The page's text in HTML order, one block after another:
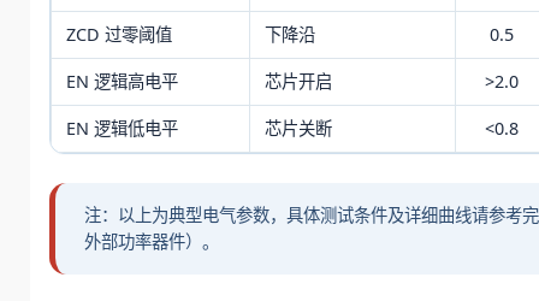
ZCD 过零阈值 下降沿 0.5
EN 逻辑高电平 芯片开启 >2.0
EN 逻辑低电平 芯片关断 <0.8
注：以上为典型电气参数，具体测试条件及详细曲线请参考
外部功率器件）。